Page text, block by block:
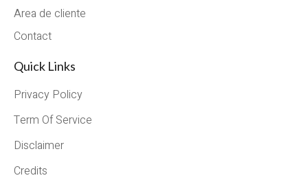
Area de cliente
Contact
Quick Links
Privacy Policy
Term Of Service
Disclaimer
Credits